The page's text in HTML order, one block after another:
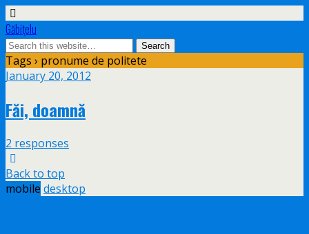
Găbiţelu
Tags › pronume de politete
January 20, 2012
Făi, doamnă
2 responses
Back to top
mobile desktop